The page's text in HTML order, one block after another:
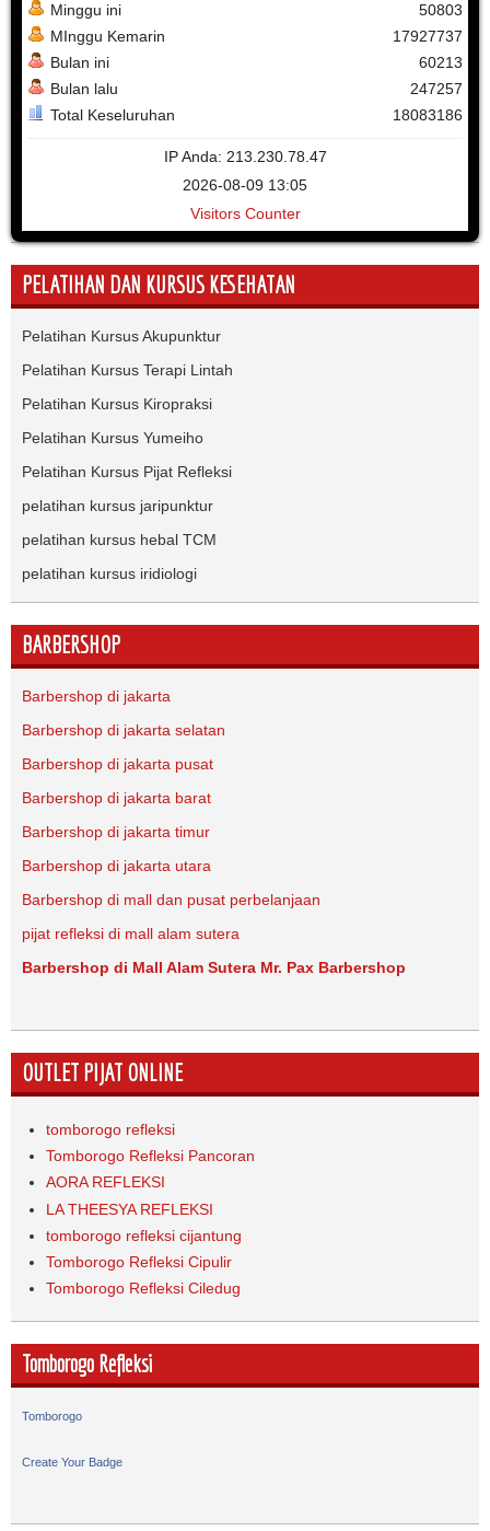
Minggu ini
MInggu Kemarin
Bulan ini
Bulan lalu
Total Keseluruhan
50803
17927737
60213
247257
18083186
IP Anda: 213.230.78.47
2026-08-09 13:05
Visitors Counter
PELATIHAN DAN KURSUS KESEHATAN
Pelatihan Kursus Akupunktur
Pelatihan Kursus Terapi Lintah
Pelatihan Kursus Kiropraksi
Pelatihan Kursus Yumeiho
Pelatihan Kursus Pijat Refleksi
pelatihan kursus jaripunktur
pelatihan kursus hebal TCM
pelatihan kursus iridiologi
BARBERSHOP
Barbershop di jakarta
Barbershop di jakarta selatan
Barbershop di jakarta pusat
Barbershop di jakarta barat
Barbershop di jakarta timur
Barbershop di jakarta utara
Barbershop di mall dan pusat perbelanjaan
pijat refleksi di mall alam sutera
Barbershop di Mall Alam Sutera Mr. Pax Barbershop
OUTLET PIJAT ONLINE
tomborogo refleksi
Tomborogo Refleksi Pancoran
AORA REFLEKSI
LA THEESYA REFLEKSI
tomborogo refleksi cijantung
Tomborogo Refleksi Cipulir
Tomborogo Refleksi Ciledug
Tomborogo Refleksi
Tomborogo
Create Your Badge